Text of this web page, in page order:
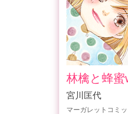
林檎と蜂蜜
宮川匡代
マーガレットコミ